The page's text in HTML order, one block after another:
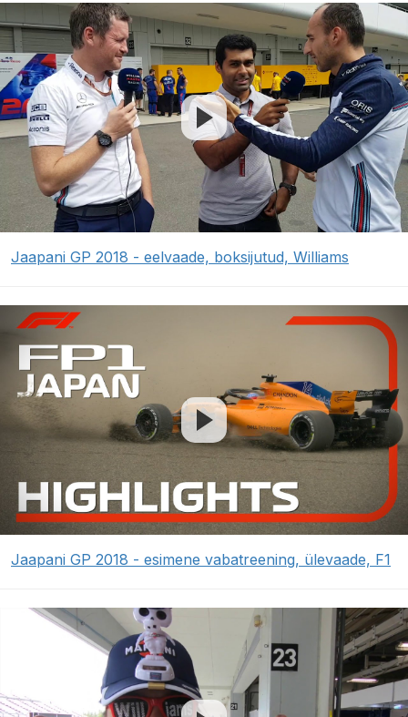
Jaapani GP 2018 - eelvaade, boksijutud, Williams
Jaapani GP 2018 - esimene vabatreening, ülevaade, F1